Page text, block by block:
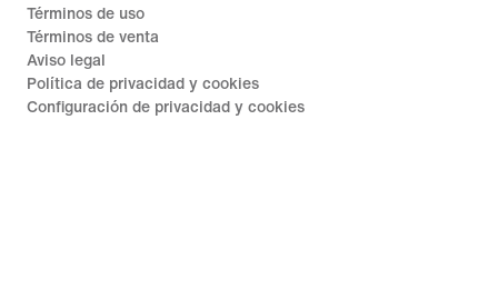
Términos de uso
Términos de venta
Aviso legal
Política de privacidad y cookies
Configuración de privacidad y cookies